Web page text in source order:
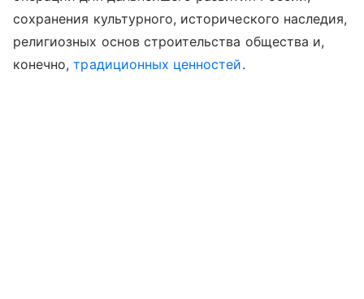
сохранения культурного, исторического наследия,
религиозных основ строительства общества и,
конечно,традиционных ценностей.